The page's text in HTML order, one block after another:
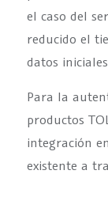
el caso del
reducido el
datos
Para la
productos
integración
existente a